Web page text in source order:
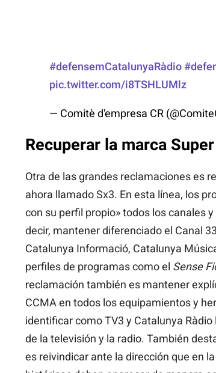
#defensemCatalunyaRàdio
pic.twitter.com/i8TSHLUMlz
— Comitè d'empresa CR
Recuperar la marca
Otra de las grandes reclamaciones es
ahora llamado Sx3. En esta línea, los
con su perfil propio» todos los canales
decir, mantener diferenciado el Canal
Catalunya Informació, Catalunya
perfiles de programas como el Sense
reclamación también es mantener
CCMA en todos los equipamientos y
identificar como TV3 y Catalunya
de la televisión y la radio. También
es reivindicar ante la dirección que en